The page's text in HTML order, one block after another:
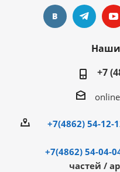
Наши
+7
+7(4862) 54-12-
+7(4862) 54-04-
частей /